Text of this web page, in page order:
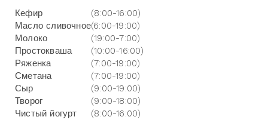
Кефир
(8:00-16:00)
Масло сливочное(6:00-19:00)
Молоко
(19:00-7:00)
Простокваша
(10:00-16:00)
Ряженка
(7:00-19:00)
Сметана
(7:00-19:00)
Сыр
(9:00-19:00)
Творог
(9:00-18:00)
Чистый йогурт
(8:00-16:00)